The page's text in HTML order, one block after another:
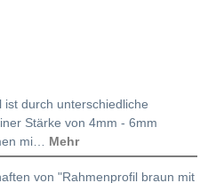
ist durch unterschiedliche
Stärke von 4mm - 6mm
mi… Mehr
von "Rahmenprofil braun mit